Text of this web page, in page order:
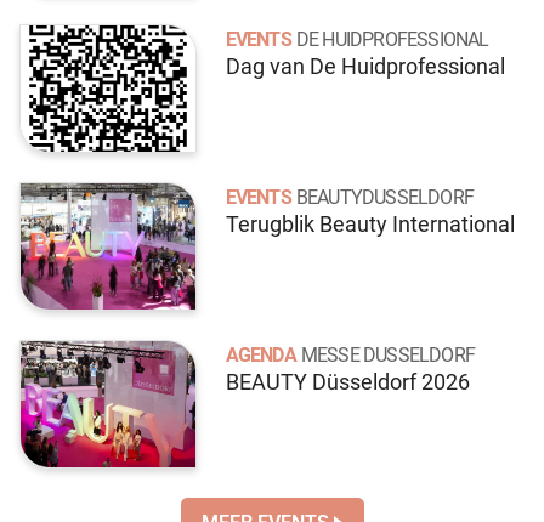
EVENTS DE HUIDPROFESSIONAL
Dag van De Huidprofessional
EVENTS BEAUTYDUSSELDORF
Terugblik Beauty International
AGENDA MESSE DUSSELDORF
BEAUTY Düsseldorf 2026